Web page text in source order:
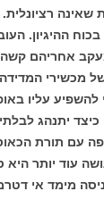
רציונלית.
ההיגיון.
אחריהם קשה,
מכשירי
עליו
יתנהג לבלתי
עם תורת
עוד יותר
מימד אי